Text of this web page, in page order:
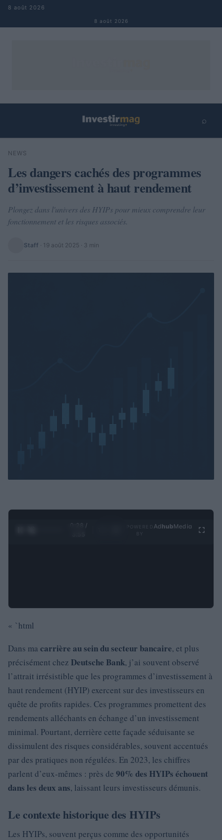
Aller au contenu
8 août 2026
8 août 2026
⌕
Rechercher
NEWS
Les dangers cachés des programmes
d’investissement à haut rendement
Plongez dans l'univers des HYIPs pour mieux comprendre leur
fonctionnement et les risques associés.
Staff · 19 août 2025 · 3 min
0:29 /
Ad hubMedia
« `html
Dans ma carrière au sein du secteur bancaire, et plus
précisément chez Deutsche Bank, j’ai souvent observé
l’attrait irrésistible que les programmes d’investissement à
haut rendement (HYIP) exercent sur des investisseurs en
quête de profits rapides. Ces programmes promettent des
rendements alléchants en échange d’un investissement
minimal. Pourtant, derrière cette façade séduisante se
dissimulent des risques considérables, souvent accentués
par des pratiques non régulées. En 2023, les chiffres
parlent d’eux-mêmes : près de 90% des HYIPs échouent
dans les deux ans, laissant leurs investisseurs démunis.
Le contexte historique des HYIPs
Les HYIPs, souvent perçus comme des opportunités